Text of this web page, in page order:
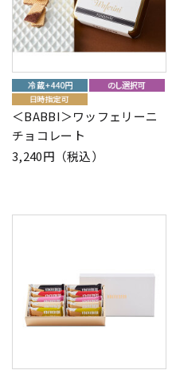
＜BABBI＞ワッフェリーニ
チョコレート
3,240円（税込）